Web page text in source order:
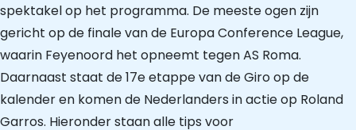
spektakel op het programma. De meeste ogen zijn
gericht op de finale van de Europa Conference League,
waarin Feyenoord het opneemt tegen AS Roma.
Daarnaast staat de 17e etappe van de Giro op de
kalender en komen de Nederlanders in actie op Roland
Garros. Hieronder staan alle tips voor